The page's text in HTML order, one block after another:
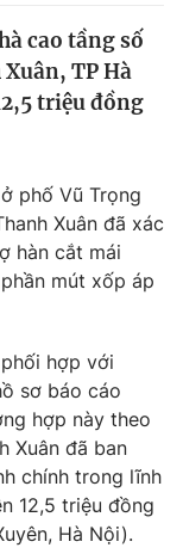
cao tầng số
TP Hà
triệu đồng
phố Vũ Trọng
Xuân đã xác
hàn cắt mái
mút xốp áp
hợp với
sơ báo cáo
hợp này theo
Xuân đã ban
chính trong lĩnh
12,5 triệu đồng
Hà Nội).